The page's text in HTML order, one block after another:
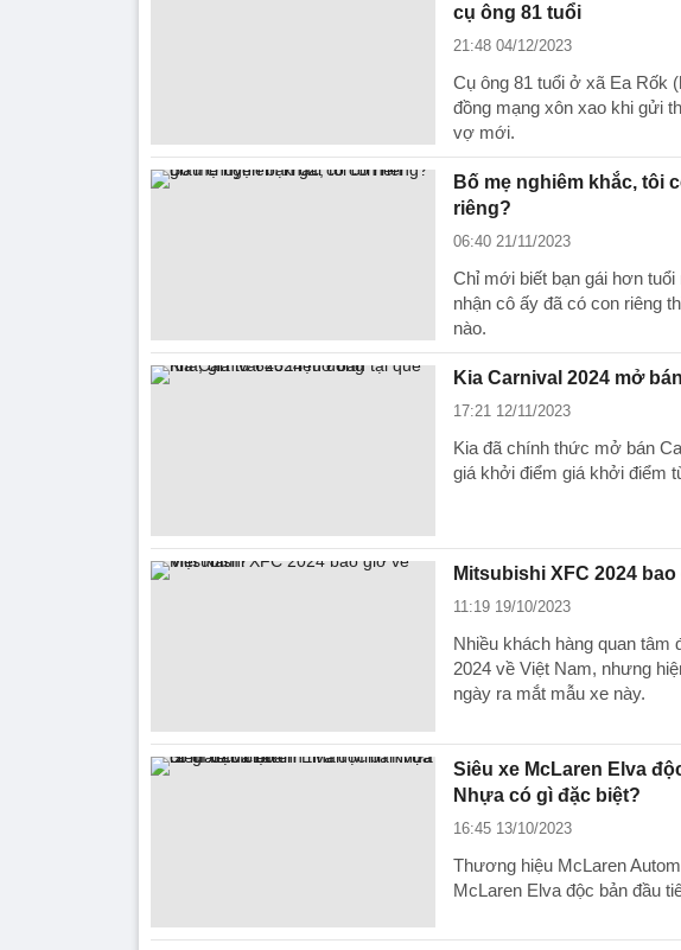
cụ ông 81 tuổi
21:48 04/12/2023
Cụ ông 81 tuổi ở xã Ea Rốk
đồng mạng xôn xao khi gửi
vợ mới.
Bố mẹ nghiêm khắc, tôi
riêng?
06:40 21/11/2023
Chỉ mới biết bạn gái hơn
nhận cô ấy đã có con riêng
nào.
Kia Carnival 2024 mở
17:21 12/11/2023
Kia đã chính thức mở bán
giá khởi điểm giá khởi điểm
Mitsubishi XFC 2024
11:19 19/10/2023
Nhiều khách hàng quan tâm
2024 về Việt Nam, nhưng
ngày ra mắt mẫu xe này.
Siêu xe McLaren Elva
Nhựa có gì đặc biệt?
16:45 13/10/2023
Thương hiệu McLaren
McLaren Elva độc bản đầu